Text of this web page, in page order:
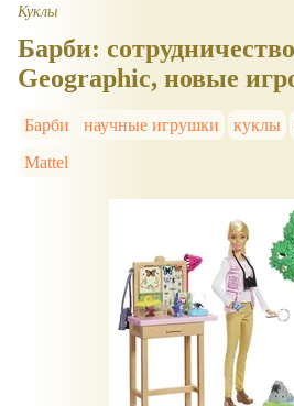
Куклы
Барби:
Geographic, новые
Барби научные игрушки куклы
Mattel